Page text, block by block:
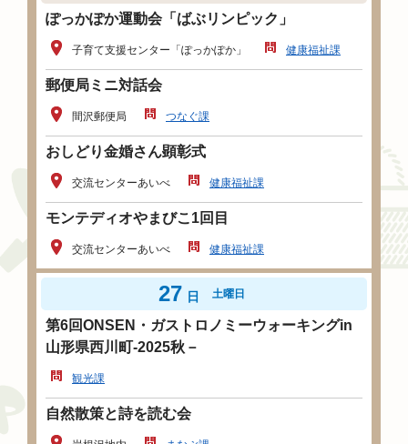
ぽっかぽか運動会「ばぶリンピック」
子育て支援センター「ぽっかぽか」 健康福祉課
郵便局ミニ対話会
間沢郵便局 つなぐ課
おしどり金婚さん顕彰式
交流センターあいべ 健康福祉課
モンテディオやまびこ1回目
交流センターあいべ 健康福祉課
27 日 土曜日
第6回ONSEN・ガストロノミーウォーキングin
山形県西川町-2025秋－
観光課
自然散策と詩を読む会